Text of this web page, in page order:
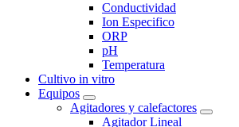
Conductividad
Ion Especifico
ORP
pH
Temperatura
Cultivo in vitro
Equipos
Agitadores y calefactores
Agitador Lineal